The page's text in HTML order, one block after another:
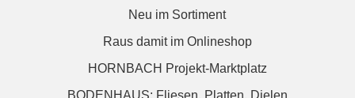
Neu im Sortiment
Raus damit im Onlineshop
HORNBACH Projekt-Marktplatz
BODENHAUS: Fliesen. Platten. Dielen